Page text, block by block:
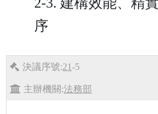
序
決議序號:21-5
主辦機關:法務部